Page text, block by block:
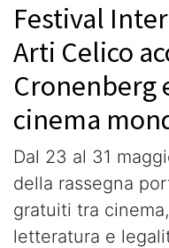
Festival
Arti Celico
Cronenberg
cinema
Dal 23 al 31
della rassegna
gratuiti tra
letteratura e